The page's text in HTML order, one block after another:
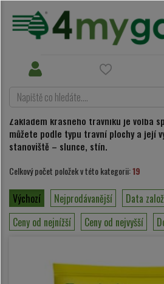
Toggle
navigation
Osiva Travní osiva
Travní osiva
Základem krásného trávníku je volba
můžete podle typu travní plochy a její
stanoviště – slunce, stín.
Celkový počet položek v této kategorii:19
Výchozí Nejprodávanější Data
Ceny od nejnížší
Ceny od nejvyšší